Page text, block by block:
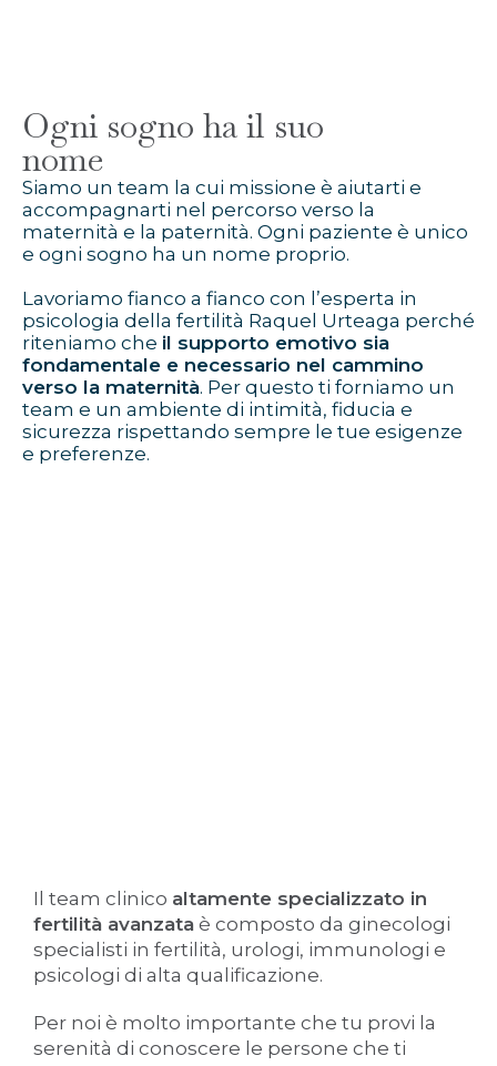
Ogni sogno ha il suo
nome
Siamo un team la cui missione è aiutarti e
accompagnarti nel percorso verso la
maternità e la paternità. Ogni paziente è unico
e ogni sogno ha un nome proprio.
Lavoriamo fianco a fianco con l’esperta in
psicologia della fertilità Raquel Urteaga perché
riteniamo che il supporto emotivo sia
fondamentale e necessario nel cammino
verso la maternità. Per questo ti forniamo un
team e un ambiente di intimità, fiducia e
sicurezza rispettando sempre le tue esigenze
e preferenze.
Il team clinico altamente specializzato in
fertilità avanzata è composto da ginecologi
specialisti in fertilità, urologi, immunologi e
psicologi di alta qualificazione.
Per noi è molto importante che tu provi la
serenità di conoscere le persone che ti